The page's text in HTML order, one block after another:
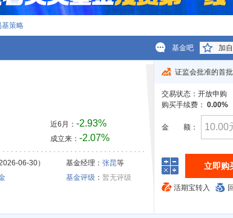
基策略
基金吧 加
近6月： -2.93%
成立来： -2.07%
06-30） 基金经理： 张昆等
基金评级 ： 暂无评级
证监会批准的首
交易状态： 开放申购
购买手续费： 0.00%
金 额：
立即购
活期宝转入